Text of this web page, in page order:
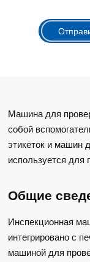
Машина для
собой
этикеток и машин
используется для
Общие
Инспекционная
интегрировано с
машиной для